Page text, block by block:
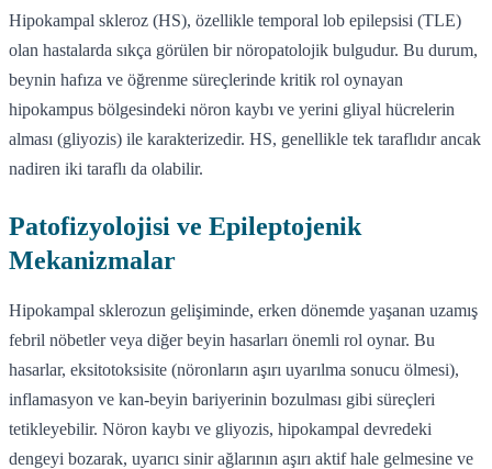
Hipokampal skleroz (HS), özellikle temporal lob epilepsisi (TLE)
olan hastalarda sıkça görülen bir nöropatolojik bulgudur. Bu durum,
beynin hafıza ve öğrenme süreçlerinde kritik rol oynayan
hipokampus bölgesindeki nöron kaybı ve yerini gliyal hücrelerin
alması (gliyozis) ile karakterizedir. HS, genellikle tek taraflıdır ancak
nadiren iki taraflı da olabilir.
Patofizyolojisi ve Epileptojenik
Mekanizmalar
Hipokampal sklerozun gelişiminde, erken dönemde yaşanan uzamış
febril nöbetler veya diğer beyin hasarları önemli rol oynar. Bu
hasarlar, eksitotoksisite (nöronların aşırı uyarılma sonucu ölmesi),
inflamasyon ve kan-beyin bariyerinin bozulması gibi süreçleri
tetikleyebilir. Nöron kaybı ve gliyozis, hipokampal devredeki
dengeyi bozarak, uyarıcı sinir ağlarının aşırı aktif hale gelmesine ve